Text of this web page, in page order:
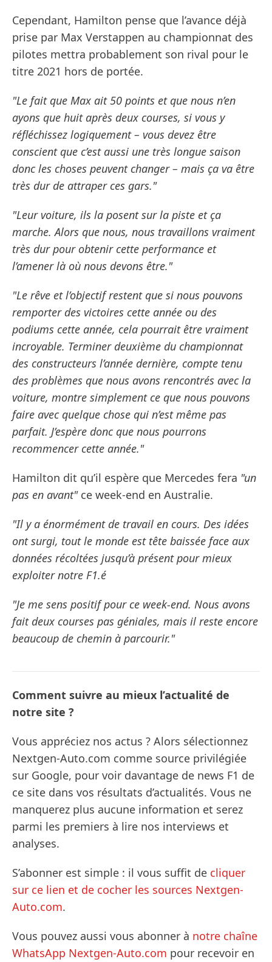
Cependant, Hamilton pense que l’avance déjà
prise par Max Verstappen au championnat des
pilotes mettra probablement son rival pour le
titre 2021 hors de portée.
"Le fait que Max ait 50 points et que nous n’en
ayons que huit après deux courses, si vous y
réfléchissez logiquement – vous devez être
conscient que c’est aussi une très longue saison
donc les choses peuvent changer – mais ça va être
très dur de attraper ces gars."
"Leur voiture, ils la posent sur la piste et ça
marche. Alors que nous, nous travaillons vraiment
très dur pour obtenir cette performance et
l’amener là où nous devons être."
"Le rêve et l’objectif restent que si nous pouvons
remporter des victoires cette année ou des
podiums cette année, cela pourrait être vraiment
incroyable. Terminer deuxième du championnat
des constructeurs l’année dernière, compte tenu
des problèmes que nous avons rencontrés avec la
voiture, montre simplement ce que nous pouvons
faire avec quelque chose qui n’est même pas
parfait. J’espère donc que nous pourrons
recommencer cette année."
Hamilton dit qu’il espère que Mercedes fera "un
pas en avant"ce week-end en Australie.
"Il y a énormément de travail en cours. Des idées
ont surgi, tout le monde est tête baissée face aux
données récoltées jusqu’à présent pour mieux
exploiter notre F1.é
"Je me sens positif pour ce week-end. Nous avons
fait deux courses pas géniales, mais il reste encore
beaucoup de chemin à parcourir."
Comment suivre au mieux l’actualité de
notre site ?
Vous appréciez nos actus ? Alors sélectionnez
Nextgen-Auto.com comme source privilégiée
sur Google, pour voir davantage de news F1 de
ce site dans vos résultats d’actualités. Vous ne
manquerez plus aucune information et serez
parmi les premiers à lire nos interviews et
analyses.
S’abonner est simple : il vous suffit de cliquer
sur ce lien et de cocher les sources Nextgen-
Auto.com.
Vous pouvez aussi vous abonner à notre chaîne
WhatsApp Nextgen-Auto.com pour recevoir en